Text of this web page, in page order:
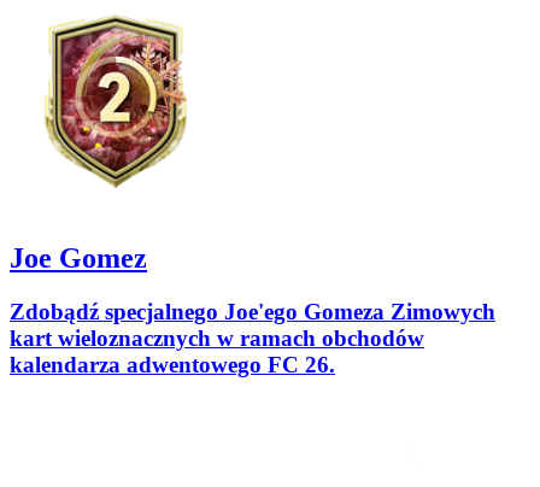
Joe Gomez
Zdobądź specjalnego Joe'ego Gomeza Zimowych
kart wieloznacznych w ramach obchodów
kalendarza adwentowego FC 26.